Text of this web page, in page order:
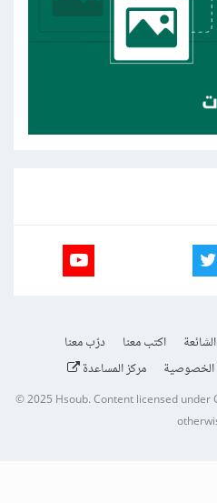
اكتب معنا
درّب معنا
الخصوصية مركز المساعدة
© 2025 Hsoub.Content licensed under